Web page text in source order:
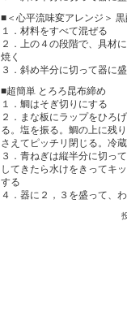
■＜心平流味変アレンジ＞
１．材料をすべて混ぜる
２．上の４の段階で、具材
焼く
３．斜め半分に切って器に
■超簡単 とろろ昆布締め
１．鯛はそぎ切りにする
２．まな板にラップをひろ
る。塩を振る。鯛の上に残
さえてピッチリ閉じる。冷
３．青ねぎは縦半分に切っ
してきたら水けをきってキ
する
４．器に２，３を盛って、